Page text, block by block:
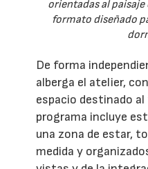
orientadas al
formato diseñado
De forma
alberga el atelier,
espacio destinado
programa incluye
una zona de estar,
medida y